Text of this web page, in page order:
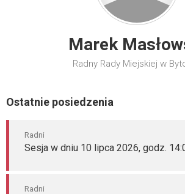
Marek
Radny Rady Miejskiej w
Ostatnie posiedzenia
Radni
Sesja w dniu 10 lipca 2026, godz.
Radni